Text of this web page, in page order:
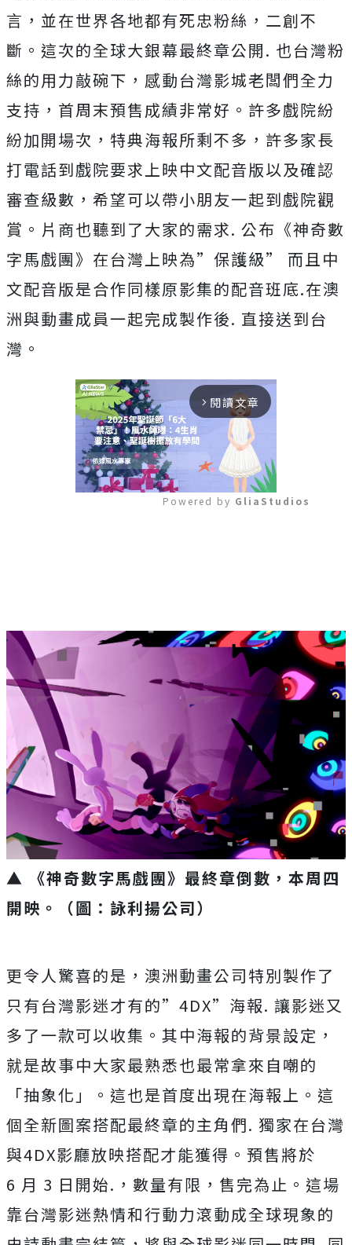
言，並在世界各地都有死忠粉絲，二創不
斷。這次的全球大銀幕最終章公開. 也台灣粉
絲的用力敲碗下，感動台灣影城老闆們全力
支持，首周末預售成績非常好。許多戲院紛
紛加開場次，特典海報所剩不多，許多家長
打電話到戲院要求上映中文配音版以及確認
審查級數，希望可以帶小朋友一起到戲院觀
賞。片商也聽到了大家的需求. 公布《神奇數
字馬戲團》在台灣上映為” 保護級” 而且中
文配音版是合作同樣原影集的配音班底.在澳
洲與動畫成員一起完成製作後. 直接送到台
灣。
arrow_forward_ios 閱讀文章
Powered by GliaStudios
▲ 《神奇數字馬戲團》最終章倒數，本周四
開映。（圖：詠利揚公司）
更令人驚喜的是，澳洲動畫公司特別製作了
只有台灣影迷才有的” 4DX” 海報. 讓影迷又
多了一款可以收集。其中海報的背景設定，
就是故事中大家最熟悉也最常拿來自嘲的
「抽象化」。這也是首度出現在海報上。 這
個全新圖案搭配最終章的主角們. 獨家在台灣
與4DX影廳放映搭配才能獲得。預售將於
6 月 3 日開始.， 數量有限，售完為止。這場
靠台灣影迷熱情和行動力滾動成全球現象的